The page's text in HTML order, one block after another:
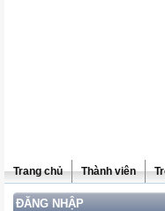
Trang chủ Thành viên
ĐĂNG NHẬP